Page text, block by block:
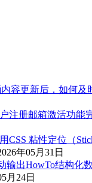
容更新后，如何及
户注册邮箱激活功能
用CSS 粘性定位（
年05月31日
输出HowTo结构化
月24日